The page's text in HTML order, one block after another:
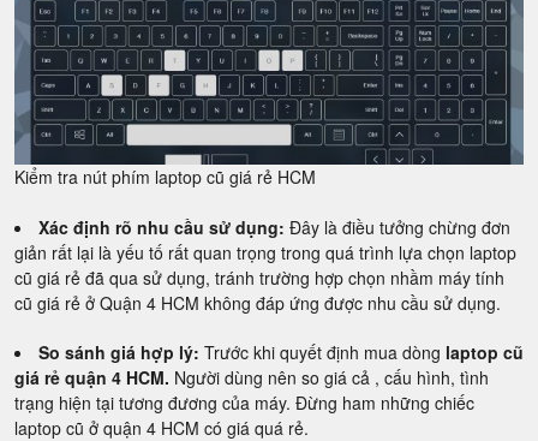
Kiểm tra nút phím laptop cũ giá rẻ HCM
Xác định rõ nhu cầu sử dụng: Đây là điều tưởng chừng đơn
giản rất lại là yếu tố rất quan trọng trong quá trình lựa chọn laptop
cũ giá rẻ đã qua sử dụng, tránh trường hợp chọn nhầm máy tính
cũ giá rẻ ở Quận 4 HCM không đáp ứng được nhu cầu sử dụng.
So sánh giá hợp lý: Trước khi quyết định mua dòng laptop cũ
giá rẻ quận 4 HCM. Người dùng nên so giá cả , cấu hình, tình
trạng hiện tại tương đương của máy. Đừng ham những chiếc
laptop cũ ở quận 4 HCM có giá quá rẻ.